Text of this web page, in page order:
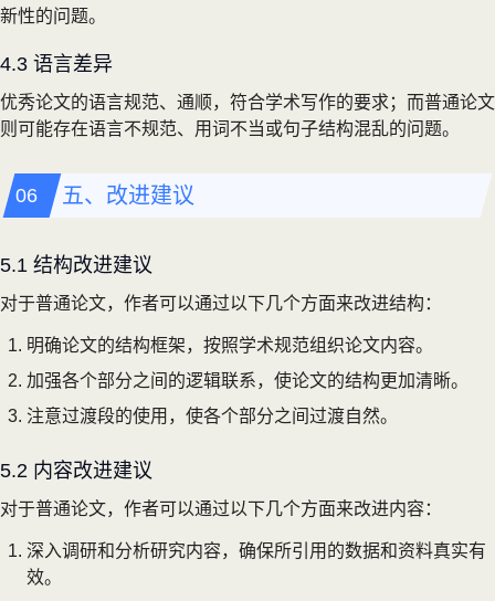
新性的问题。
4.3 语言差异
优秀论文的语言规范、通顺，符合学术写作的要求；而普通论文
则可能存在语言不规范、用词不当或句子结构混乱的问题。
五、改进建议
5.1 结构改进建议
对于普通论文，作者可以通过以下几个方面来改进结构：
明确论文的结构框架，按照学术规范组织论文内容。
加强各个部分之间的逻辑联系，使论文的结构更加清晰。
注意过渡段的使用，使各个部分之间过渡自然。
5.2 内容改进建议
对于普通论文，作者可以通过以下几个方面来改进内容：
深入调研和分析研究内容，确保所引用的数据和资料真实有
效。